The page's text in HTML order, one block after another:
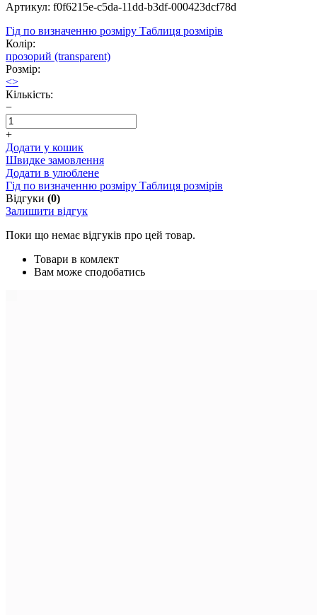
Артикул: f0f6215e-c5da-11dd-b3df-000423dcf78d
Гід по визначенню розміру Таблиця розмірів
Колір:
прозорий (transparent)
Розмір:
<>
Кількість:
−
+
Додати у кошик
Швидке замовлення
Додати в улюблене
Гід по визначенню розміру Таблиця розмірів
Відгуки (0)
Залишити відгук
Поки що немає відгуків про цей товар.
Товари в комлект
Вам може сподобатись